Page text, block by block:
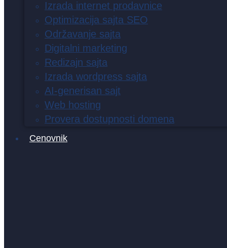
Izrada internet prodavnice
Optimizacija sajta SEO
Održavanje sajta
Digitalni marketing
Redizajn sajta
Izrada wordpress sajta
AI-generisan sajt
Web hosting
Provera dostupnosti domena
Cenovnik